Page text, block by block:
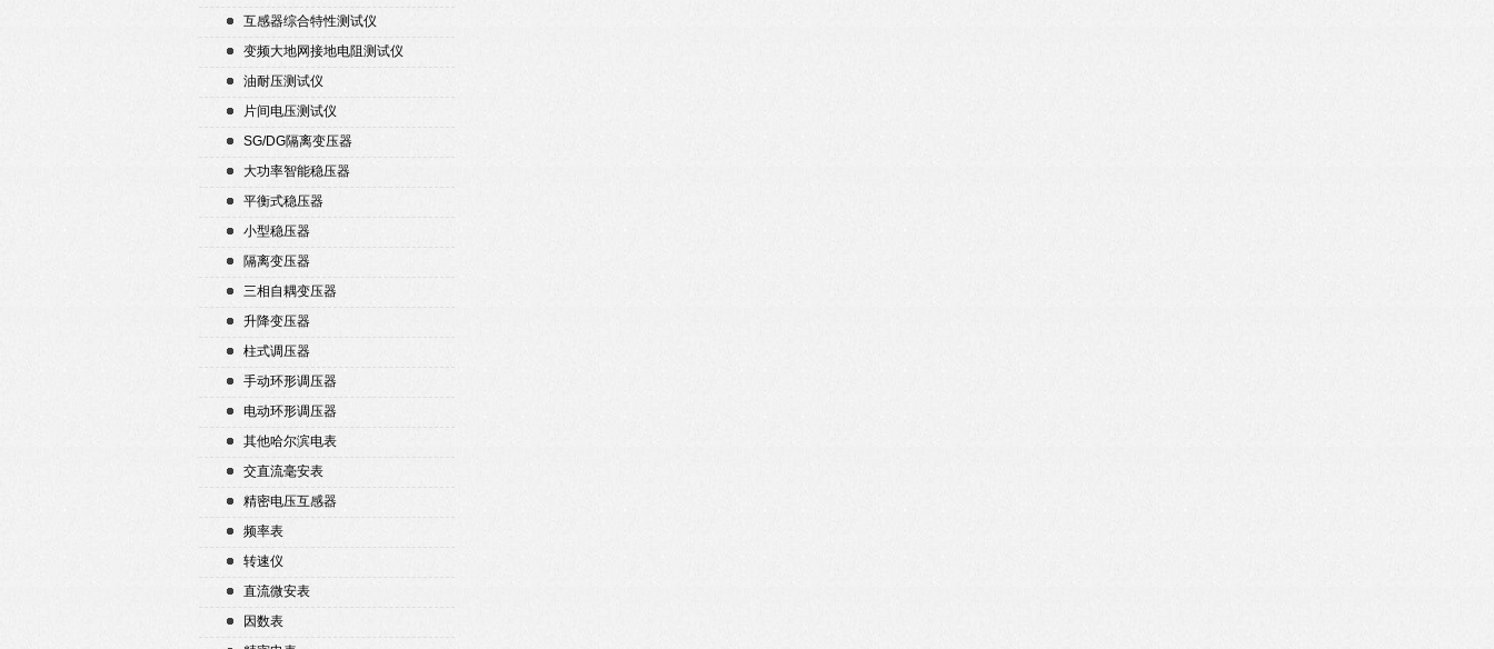
互感器综合特性测试仪
变频大地网接地电阻测试仪
油耐压测试仪
片间电压测试仪
SG/DG隔离变压器
大功率智能稳压器
平衡式稳压器
小型稳压器
隔离变压器
三相自耦变压器
升降变压器
柱式调压器
手动环形调压器
电动环形调压器
其他哈尔滨电表
交直流毫安表
精密电压互感器
频率表
转速仪
直流微安表
因数表